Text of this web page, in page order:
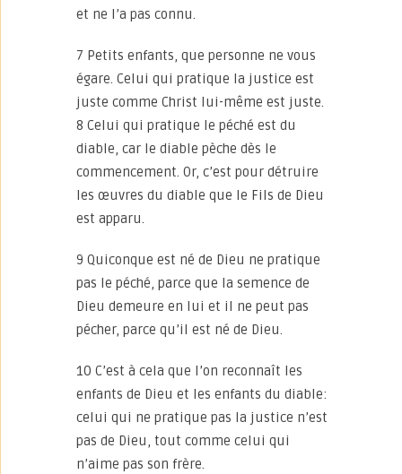
et ne l’a pas connu.
7 Petits enfants, que personne ne vous
égare. Celui qui pratique la justice est
juste comme Christ lui-même est juste.
8 Celui qui pratique le péché est du
diable, car le diable pèche dès le
commencement. Or, c’est pour détruire
les œuvres du diable que le Fils de Dieu
est apparu.
9 Quiconque est né de Dieu ne pratique
pas le péché, parce que la semence de
Dieu demeure en lui et il ne peut pas
pécher, parce qu’il est né de Dieu.
10 C’est à cela que l’on reconnaît les
enfants de Dieu et les enfants du diable:
celui qui ne pratique pas la justice n’est
pas de Dieu, tout comme celui qui
n’aime pas son frère.